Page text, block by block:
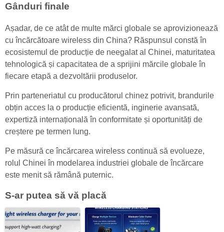
Gânduri finale
Așadar, de ce atât de multe mărci globale se aprovizionează
cu încărcătoare wireless din China? Răspunsul constă în
ecosistemul de producție de neegalat al Chinei, maturitatea
tehnologică și capacitatea de a sprijini mărcile globale în
fiecare etapă a dezvoltării produselor.
Prin parteneriatul cu producătorul chinez potrivit, brandurile
obțin acces la o producție eficientă, inginerie avansată,
expertiză internațională în conformitate și oportunități de
creștere pe termen lung.
Pe măsură ce încărcarea wireless continuă să evolueze,
rolul Chinei în modelarea industriei globale de încărcare
este menit să rămână puternic.
S-ar putea să vă placă